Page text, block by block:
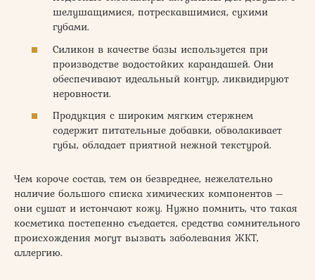
шелушащимися, потрескавшимися, сухими
губами.
Силикон в качестве базы используется при
производстве водостойких карандашей. Они
обеспечивают идеальный контур, ликвидируют
неровности.
Продукция с широким мягким стержнем
содержит питательные добавки, обволакивает
губы, обладает приятной нежной текстурой.
Чем короче состав, тем он безвреднее, нежелательно
наличие большого списка химических компонентов –
они сушат и истончают кожу. Нужно помнить, что такая
косметика постепенно съедается, средства сомнительного
происхождения могут вызвать заболевания ЖКТ,
аллергию.